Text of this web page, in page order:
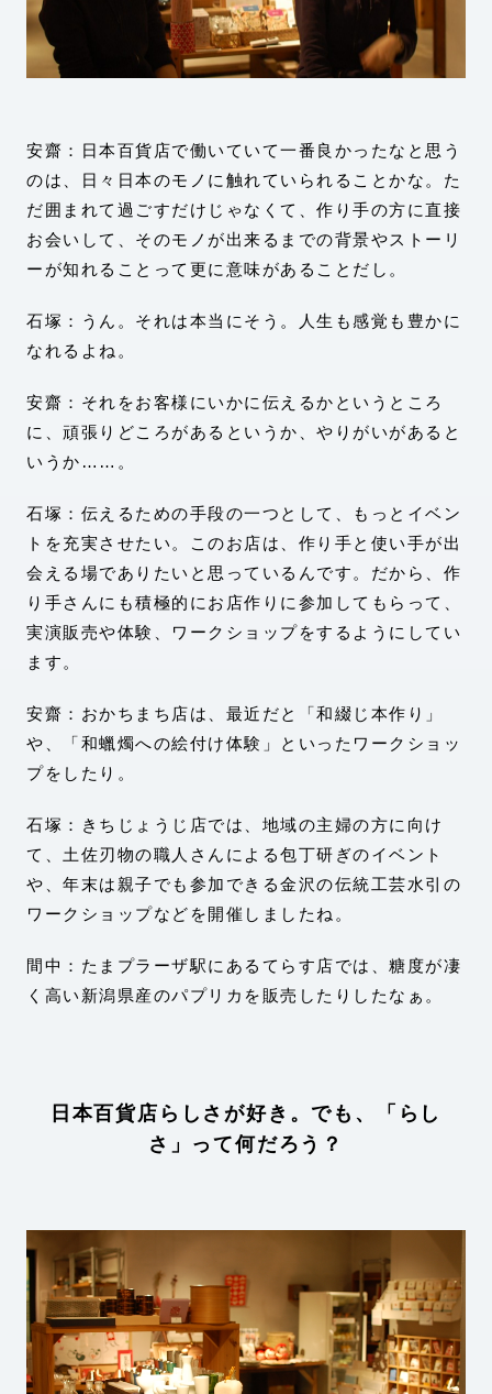
安齋：日本百貨店で働いていて一番良かったなと思う
のは、日々日本のモノに触れていられることかな。た
だ囲まれて過ごすだけじゃなくて、作り手の方に直接
お会いして、そのモノが出来るまでの背景やストーリ
ーが知れることって更に意味があることだし。
石塚：うん。それは本当にそう。人生も感覚も豊かに
なれるよね。
安齋：それをお客様にいかに伝えるかというところ
に、頑張りどころがあるというか、やりがいがあると
いうか……。
石塚：伝えるための手段の一つとして、もっとイベン
トを充実させたい。このお店は、作り手と使い手が出
会える場でありたいと思っているんです。だから、作
り手さんにも積極的にお店作りに参加してもらって、
実演販売や体験、ワークショップをするようにしてい
ます。
安齋：おかちまち店は、最近だと「和綴じ本作り」
や、「和蠟燭への絵付け体験」といったワークショッ
プをしたり。
石塚：きちじょうじ店では、地域の主婦の方に向け
て、土佐刃物の職人さんによる包丁研ぎのイベント
や、年末は親子でも参加できる金沢の伝統工芸水引の
ワークショップなどを開催しましたね。
間中：たまプラーザ駅にあるてらす店では、糖度が凄
く高い新潟県産のパプリカを販売したりしたなぁ。
日本百貨店らしさが好き。でも、「らし
さ」って何だろう？